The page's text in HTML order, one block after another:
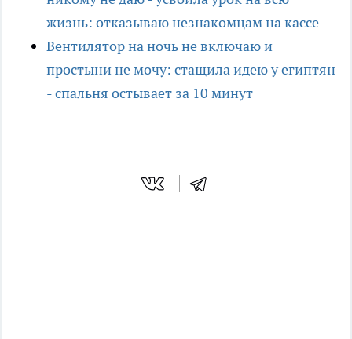
жизнь: отказываю незнакомцам на кассе
Вентилятор на ночь не включаю и
простыни не мочу: стащила идею у египтян
- спальня остывает за 10 минут